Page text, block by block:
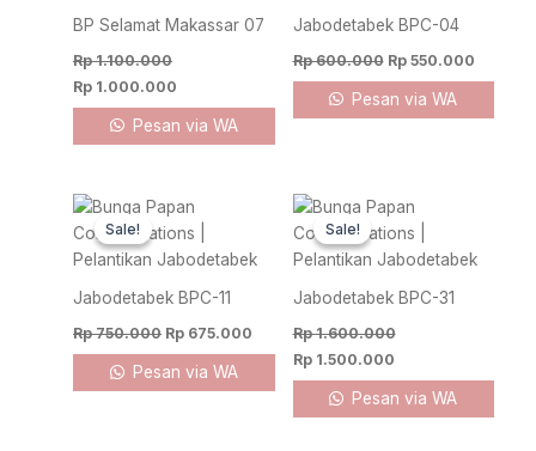
BP Selamat Makassar 07
Rp1.100.000
Rp 1.000.000
Pesan via WA
Jabodetabek BPC-04
Rp600.000 Rp550.000
Pesan via WA
Sale!
Sale!
Jabodetabek BPC-11
Rp750.000
Original
price
was:
Rp 750.000.
Rp 675.000
Current
Rp 675.000.
Pesan via WA
Sale!
Sale!
Jabodetabek BPC-31
Rp1.600.000
Original
price
was:
Rp 1.600.000.
Rp1.500.000
Current
price
is:
Rp 1.500.000.
Pesan via WA